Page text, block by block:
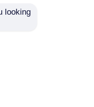
looking